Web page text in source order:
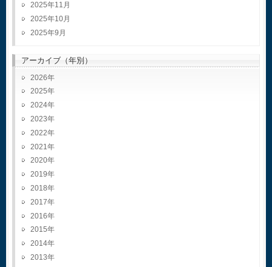
2025年11月
2025年10月
2025年9月
アーカイブ（年別）
2026
2025
2024
2023
2022
2021
2020
2019
2018
2017
2016
2015
2014
2013